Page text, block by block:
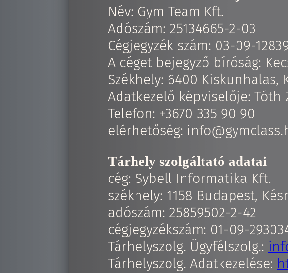
Név: Gym Team Kft.
Adószám: 25134665-2-03
Cégjegyzék szám: 03-09-
A céget bejegyző bíróság:
Székhely: 6400 Kiskunhalas,
Adatkezelő képviselője: Tóth
Telefon: +3670 335 90 90
elérhetőség:
Tárhely szolgáltató adatai
cég: Sybell Informatika Kft.
székhely: 1158 Budapest,
adószám: 25859502-2-42
cégjegyzékszám: 01-09-
Tárhelyszolg. Ügyfélszolg.:
Tárhelyszolg. Adatkezelése: